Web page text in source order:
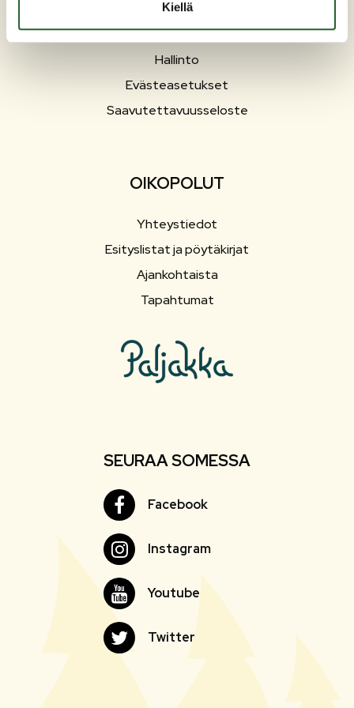
Kiellä
Työ ja elinkeinot
Sosiaali- ja terveyspalvelut
Hallinto
Evästeasetukset
Saavutettavuusseloste
OIKOPOLUT
Yhteystiedot
Esityslistat ja pöytäkirjat
Ajankohtaista
Tapahtumat
SEURAA SOMESSA
FacebookFacebook
InstagramInstagram
YoutubeYoutube
Twitter Twitter